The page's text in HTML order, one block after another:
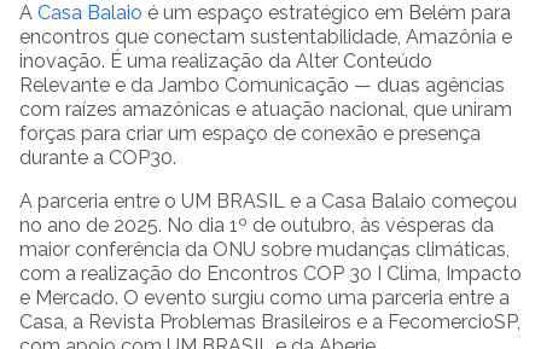
A Casa Balaio é um espaço estratégico em Belém para
encontros que conectam sustentabilidade, Amazônia e
inovação. É uma realização da Alter Conteúdo
Relevante e da Jambo Comunicação — duas agências
com raízes amazônicas e atuação nacional, que uniram
forças para criar um espaço de conexão e presença
durante a COP30.
A parceria entre o UM BRASIL e a Casa Balaio começou
no ano de 2025. No dia 1º de outubro, às vésperas da
maior conferência da ONU sobre mudanças climáticas,
com a realização do Encontros COP 30 I Clima, Impacto
e Mercado. O evento surgiu como uma parceria entre a
Casa, a Revista Problemas Brasileiros e a FecomercioSP,